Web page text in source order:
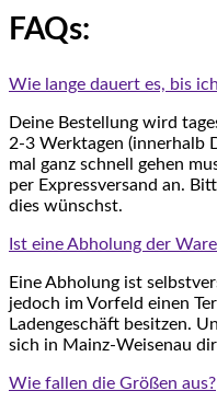
FAQs:
Wie lange dauert es, bis
Deine Bestellung wird
2-3 Werktagen (innerhalb
mal ganz schnell gehen
per Expressversand an.
dies wünschst.
Ist eine Abholung der
Eine Abholung ist
jedoch im Vorfeld einen
Ladengeschäft besitzen.
sich in Mainz-Weisenau
Wie fallen die Größen aus?